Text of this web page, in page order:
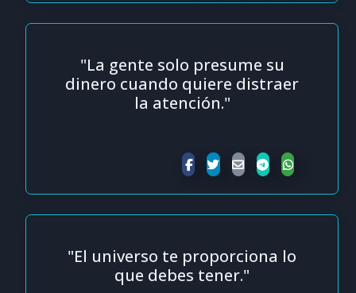
"La gente solo presume su
dinero cuando quiere distraer
la atención."
"El universo te proporciona lo
que debes tener."